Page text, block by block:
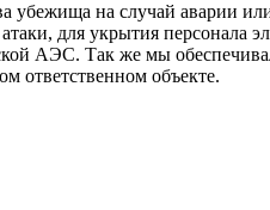
убежища на случай аварии
для укрытия персонала
АЭС. Так же мы
ответственном объекте.